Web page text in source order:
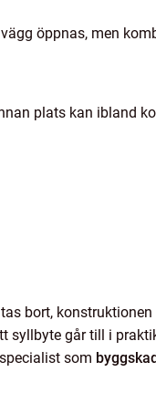
öppnas, men
plats kan ibland
bort, konstruktionen
syllbyte går till i
som